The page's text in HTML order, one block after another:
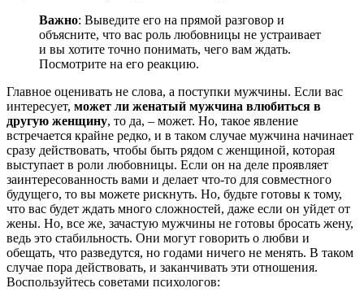
Важно: Выведите его на прямой разговор и
объясните, что вас роль любовницы не устраивает
и вы хотите точно понимать, чего вам ждать.
Посмотрите на его реакцию.
Главное оценивать не слова, а поступки мужчины. Если вас
интересует, может ли женатый мужчина влюбиться в
другую женщину, то да, – может. Но, такое явление
встречается крайне редко, и в таком случае мужчина начинает
сразу действовать, чтобы быть рядом с женщиной, которая
выступает в роли любовницы. Если он на деле проявляет
заинтересованность вами и делает что-то для совместного
будущего, то вы можете рискнуть. Но, будьте готовы к тому,
что вас будет ждать много сложностей, даже если он уйдет от
жены. Но, все же, зачастую мужчины не готовы бросать жену,
ведь это стабильность. Они могут говорить о любви и
обещать, что разведутся, но годами ничего не менять. В таком
случае пора действовать, и заканчивать эти отношения.
Воспользуйтесь советами психологов: